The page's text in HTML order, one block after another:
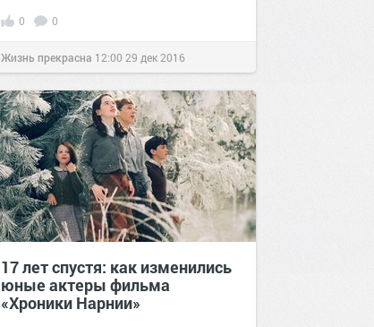
0 0
Жизнь прекрасна 12:00 29 дек 2016
17 лет спустя: как изменились
юные актеры фильма
«Хроники Нарнии»